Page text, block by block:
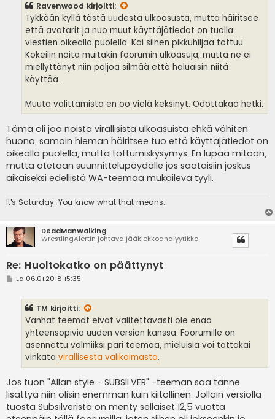
Ravenwood kirjoitti:
Tykkään kyllä tästä uudesta ulkoasusta, mutta häiritsee
että avatarit ja nuo muut käyttäjätiedot on tuolla
viestien oikealla puolella. Kai siihen pikkuhiljaa tottuu.
Kokeilin noita muitakin foorumin ulkoasuja, mutta ne ei
miellyttänyt niin paljoa silmää että haluaisin niitä
käyttää.
Muuta valittamista en oo vielä keksinyt. Odottakaa hetki.
Tämä oli joo noista virallisista ulkoasuista ehkä vähiten
huono, samoin hieman häiritsee tuo että käyttäjätiedot on
oikealla puolella, mutta tottumiskysymys. En lupaa mitään,
mutta otetaan suunnittelupöydälle jos saataisiin joskus
aikaiseksi edellistä WA-teemaa mukaileva tyyli.
It's Saturday. You know what that means.
DeadManWalking
WrestlingAlertin johtava jääkiekkoanalyytikko
Re: Huoltokatko on päättynyt
VLa 06.01.2018 15:35
TM kirjoitti:
Vanhat teemat eivät valitettavasti ole enää
yhteensopivia uuden version kanssa. Foorumille on
asennettu valmiiksi pari teemaa, mieluisia voi tottakai
vinkata virallisesta valikoimasta.
Jos tuon "Allan style - SUBSILVER" -teeman saa tänne
lisättyä niin olisin enemmän kuin kiitollinen. Jollain versiolla
tuosta Subsilveristä on menty sellaiset 12,5 vuotta